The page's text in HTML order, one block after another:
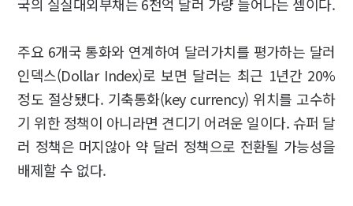
주요 6개국 통화와 연계하여 달러가치를 평가하는 달러
인덱스(Dollar Index)로 보면 달러는 최근 1년간 20%
정도 절상됐다. 기축통화(key currency) 위치를 고수하
기 위한 정책이 아니라면 견디기 어려운 일이다. 슈퍼 달
러 정책은 머지않아 약 달러 정책으로 전환될 가능성을
배제할 수 없다.